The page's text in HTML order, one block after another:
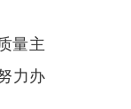
量主
力办